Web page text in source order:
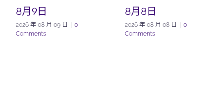
8月9日
2026 年 08 月 09 日 | 0
Comments
8月8日
2026 年 08 月 08 日 | 0
Comments